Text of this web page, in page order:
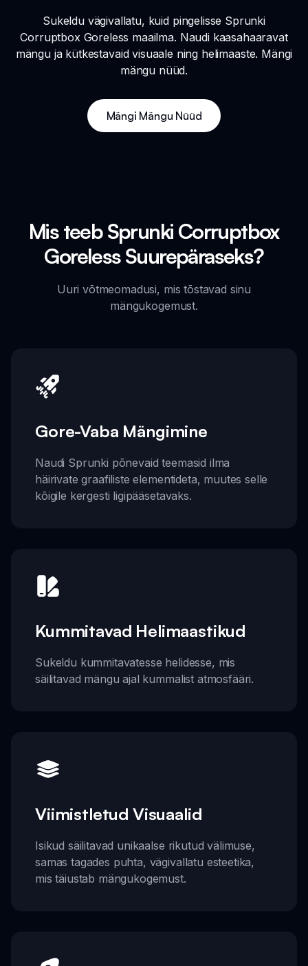
Sukeldu vägivallatu, kuid pingelisse Sprunki
Corruptbox Goreless maailma. Naudi kaasahaaravat
mängu ja kütkestavaid visuaale ning helimaaste. Mängi
mängu nüüd.
Mängi Mängu Nüüd
Mis teeb Sprunki Corruptbox
Goreless Suurepäraseks?
Uuri võtmeomadusi, mis tõstavad sinu
mängukogemust.
Gore-Vaba Mängimine
Naudi Sprunki põnevaid teemasid ilma
häirivate graafiliste elementideta, muutes selle
kõigile kergesti ligipääsetavaks.
Kummitavad Helimaastikud
Sukeldu kummitavatesse helidesse, mis
säilitavad mängu ajal kummalist atmosfääri.
Viimistletud Visuaalid
Isikud säilitavad unikaalse rikutud välimuse,
samas tagades puhta, vägivallatu esteetika,
mis täiustab mängukogemust.